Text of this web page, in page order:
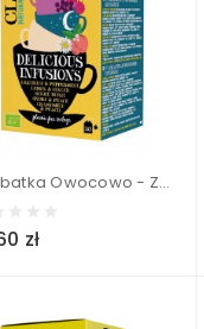
Herbatka Owocowo - Ziołowa mix 5 smaków (20 x 1,9 g) BIO - CLIPPER 38 g
zł